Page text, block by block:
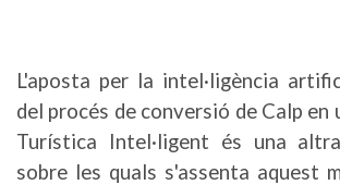
L'aposta per la intel·ligència
del procés de conversió de Calp en
Turística Intel·ligent és una
sobre les quals s'assenta aquest